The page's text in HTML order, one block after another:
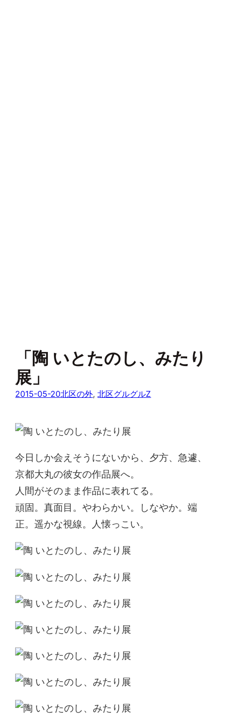
「陶 いとたのし、みたり
展」
2015-05-20北区の外, 北区グルグルZ
今日しか会えそうにないから、夕方、急遽、
京都大丸の彼女の作品展へ。
人間がそのまま作品に表れてる。
頑固。真面目。やわらかい。しなやか。端
正。遥かな視線。人懐っこい。